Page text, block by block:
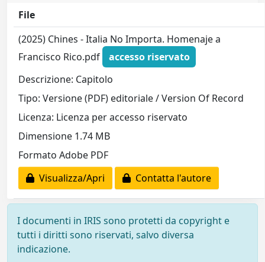
File
(2025) Chines - Italia No Importa. Homenaje a
Francisco Rico.pdf
accesso riservato
Descrizione: Capitolo
Tipo: Versione (PDF) editoriale / Version Of Record
Licenza: Licenza per accesso riservato
Dimensione 1.74 MB
Formato Adobe PDF
Visualizza/Apri
Contatta l'autore
I documenti in IRIS sono protetti da copyright e
tutti i diritti sono riservati, salvo diversa
indicazione.